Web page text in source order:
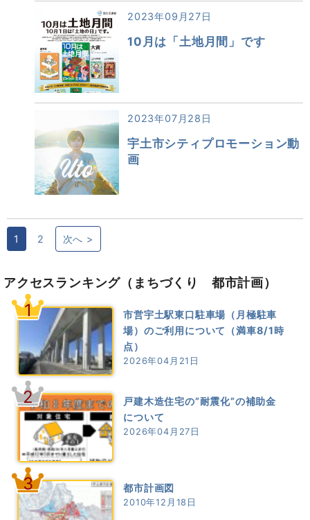
2023年09月27日
10月は「土地月間」です
2023年07月28日
宇土市シティプロモーション動
画
1 2 次へ >
アクセスランキング （まちづくり 都市計画）
1
市営宇土駅東口駐車場（月極駐車
場）のご利用について（満車8/1時
点）
2026年04月21日
2
戸建木造住宅の”耐震化”の補助金
について
2026年04月27日
3 都市計画図
2010年12月18日